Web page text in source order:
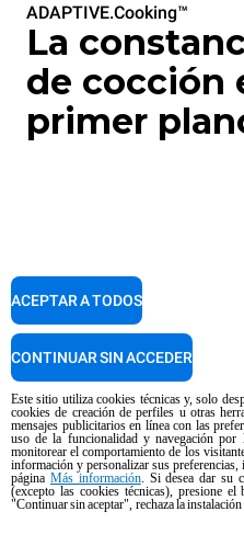
ADAPTIVE.Cooking™
La
de cocción
primer
Este sitio utiliza cookies técnicas y, solo
cookies de creación de perfiles u otras
mensajes publicitarios en línea con las
uso de la funcionalidad y navegación
monitorear el comportamiento de los
información y personalizar sus
página Más información. Si desea dar su
(excepto las cookies técnicas), presione
"Continuar sin aceptar", rechaza la instalación
ACEPTAR A TODOS
CONTINUAR SIN ACCEDER